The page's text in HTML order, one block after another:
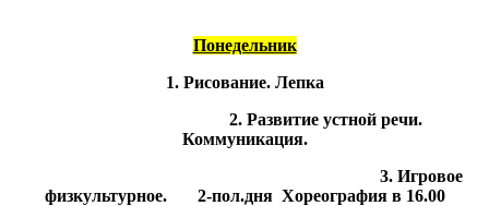
Понедельник
1. Рисование. Лепка
2. Развитие устной речи.
Коммуникация.
3. Игровое
физкультурное. 2-пол.дня Хореография в 16.00